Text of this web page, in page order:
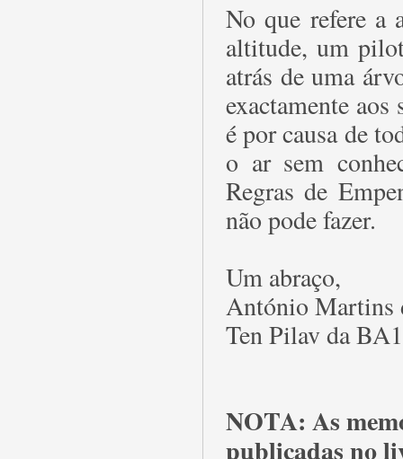
No que refere a
altitude, um
atrás de uma
exactamente aos
é por causa de
o ar sem
Regras de
não pode fazer.
Um abraço,
António Martins
Ten Pilav da
NOTA: As
publicadas no